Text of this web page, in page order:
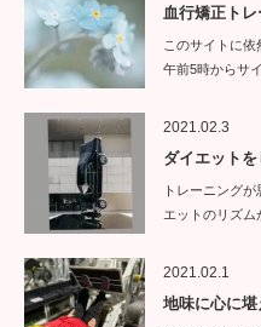
血行矯正ト
このサイトに
午前5時からサ
2021.02.3
ダイエット
トレーニング
エットのリズム
2021.02.1
地味に心に